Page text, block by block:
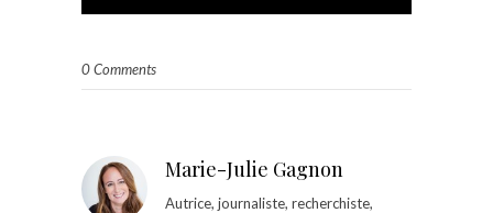
0 Comments
Marie-Julie Gagnon
Autrice, journaliste, recherchiste,